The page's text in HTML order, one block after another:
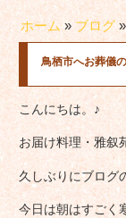
ホーム» ブログ»
鳥栖市へお葬儀
こんにちは。♪
お届け料理・雅
久しぶりにブログ
今日は朝はすごく